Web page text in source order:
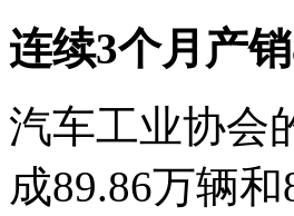
连续3个月产
汽车工业协会
成89.86万辆